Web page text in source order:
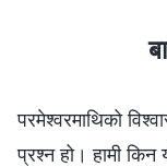
परमेश्‍वरमाथिको
प्रश्‍न हो। हामी किन